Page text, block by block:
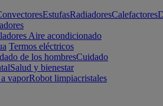
EstufasRadiadoresCalefactores
Aire acondicionado
Termos eléctricos
de los hombresCuidado
Salud y bienestar
vaporRobot limpiacristales